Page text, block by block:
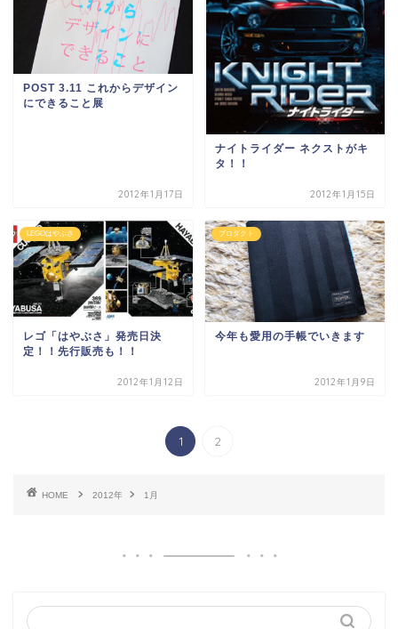
POST 3.11 これからデザイン
にできること展
2012年1月17日
ナイトライダー ネクストがキ
タ！！
2012年1月15日
LEGOはやぶさ
レゴ「はやぶさ」発売日決
定！！先行販売も！！
2012年1月12日
プロダクト
今年も愛用の手帳でいきます
2012年1月9日
1 2
HOME 2012年 1月